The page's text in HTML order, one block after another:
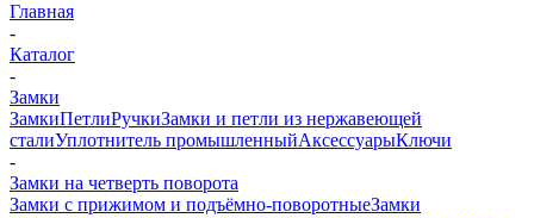
Главная
-
Каталог
-
Замки
ЗамкиПетлиРучкиЗамки и петли из нержавеющей
сталиУплотнитель промышленныйАксессуарыКлючи
-
Замки на четверть поворота
Замки с прижимом и подъёмно-поворотныеЗамки